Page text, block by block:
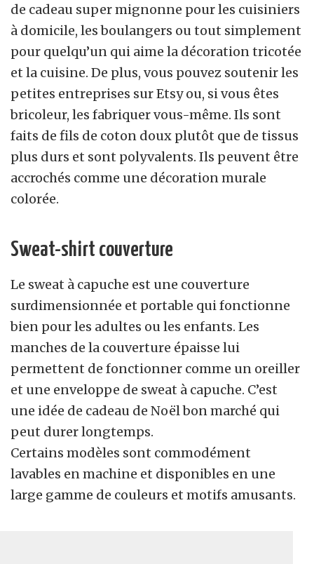
de cadeau super mignonne pour les cuisiniers
à domicile, les boulangers ou tout simplement
pour quelqu’un qui aime la décoration tricotée
et la cuisine. De plus, vous pouvez soutenir les
petites entreprises sur Etsy ou, si vous êtes
bricoleur, les fabriquer vous-même. Ils sont
faits de fils de coton doux plutôt que de tissus
plus durs et sont polyvalents. Ils peuvent être
accrochés comme une décoration murale
colorée.
Sweat-shirt couverture
Le sweat à capuche est une couverture
surdimensionnée et portable qui fonctionne
bien pour les adultes ou les enfants. Les
manches de la couverture épaisse lui
permettent de fonctionner comme un oreiller
et une enveloppe de sweat à capuche. C’est
une idée de cadeau de Noël bon marché qui
peut durer longtemps.
Certains modèles sont commodément
lavables en machine et disponibles en une
large gamme de couleurs et motifs amusants.